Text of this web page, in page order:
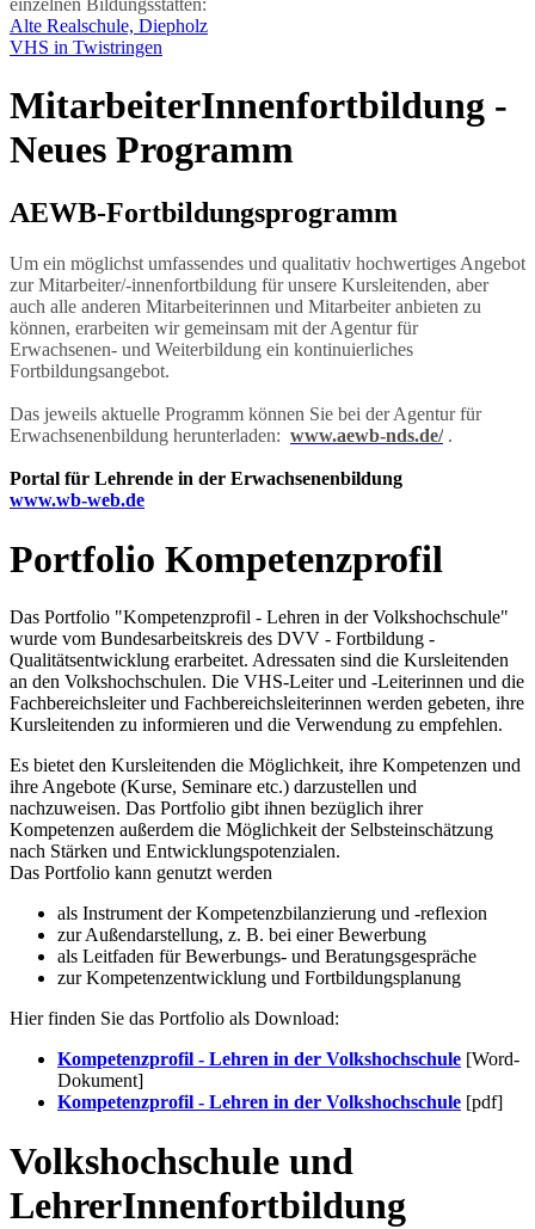
Alte Realschule, Diepholz
VHS in Twistringen
MitarbeiterInnenfortbildung -
Neues Programm
AEWB-Fortbildungsprogramm
Um ein möglichst umfassendes und qualitativ hochwertiges Angebot
zur Mitarbeiter/-innenfortbildung für unsere Kursleitenden, aber
auch alle anderen Mitarbeiterinnen und Mitarbeiter anbieten zu
können, erarbeiten wir gemeinsam mit der Agentur für
Erwachsenen- und Weiterbildung ein kontinuierliches
Fortbildungsangebot.
Das jeweils aktuelle Programm können Sie bei der Agentur für
Erwachsenenbildung herunterladen: www.aewb-nds.de/ .
Portal für Lehrende in der Erwachsenenbildung
www.wb-web.de
Portfolio Kompetenzprofil
Das Portfolio "Kompetenzprofil - Lehren in der Volkshochschule"
wurde vom Bundesarbeitskreis des DVV - Fortbildung -
Qualitätsentwicklung erarbeitet. Adressaten sind die Kursleitenden
an den Volkshochschulen. Die VHS-Leiter und -Leiterinnen und die
Fachbereichsleiter und Fachbereichsleiterinnen werden gebeten, ihre
Kursleitenden zu informieren und die Verwendung zu empfehlen.
Es bietet den Kursleitenden die Möglichkeit, ihre Kompetenzen und
ihre Angebote (Kurse, Seminare etc.) darzustellen und
nachzuweisen. Das Portfolio gibt ihnen bezüglich ihrer
Kompetenzen außerdem die Möglichkeit der Selbsteinschätzung
nach Stärken und Entwicklungspotenzialen.
Das Portfolio kann genutzt werden
als Instrument der Kompetenzbilanzierung und -reflexion
zur Außendarstellung, z. B. bei einer Bewerbung
als Leitfaden für Bewerbungs- und Beratungsgespräche
zur Kompetenzentwicklung und Fortbildungsplanung
Hier finden Sie das Portfolio als Download:
Kompetenzprofil - Lehren in der Volkshochschule [Word-
Dokument]
Kompetenzprofil - Lehren in der Volkshochschule [pdf]
Volkshochschule und
LehrerInnenfortbildung